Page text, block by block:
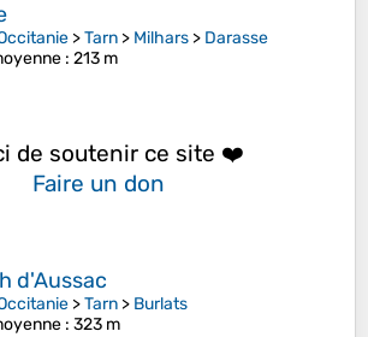
>Tarn > Milhars > Darasse
: 213 m
de soutenir ce site ❤️
Faire un don
d'Aussac
>Tarn > Burlats
: 323 m